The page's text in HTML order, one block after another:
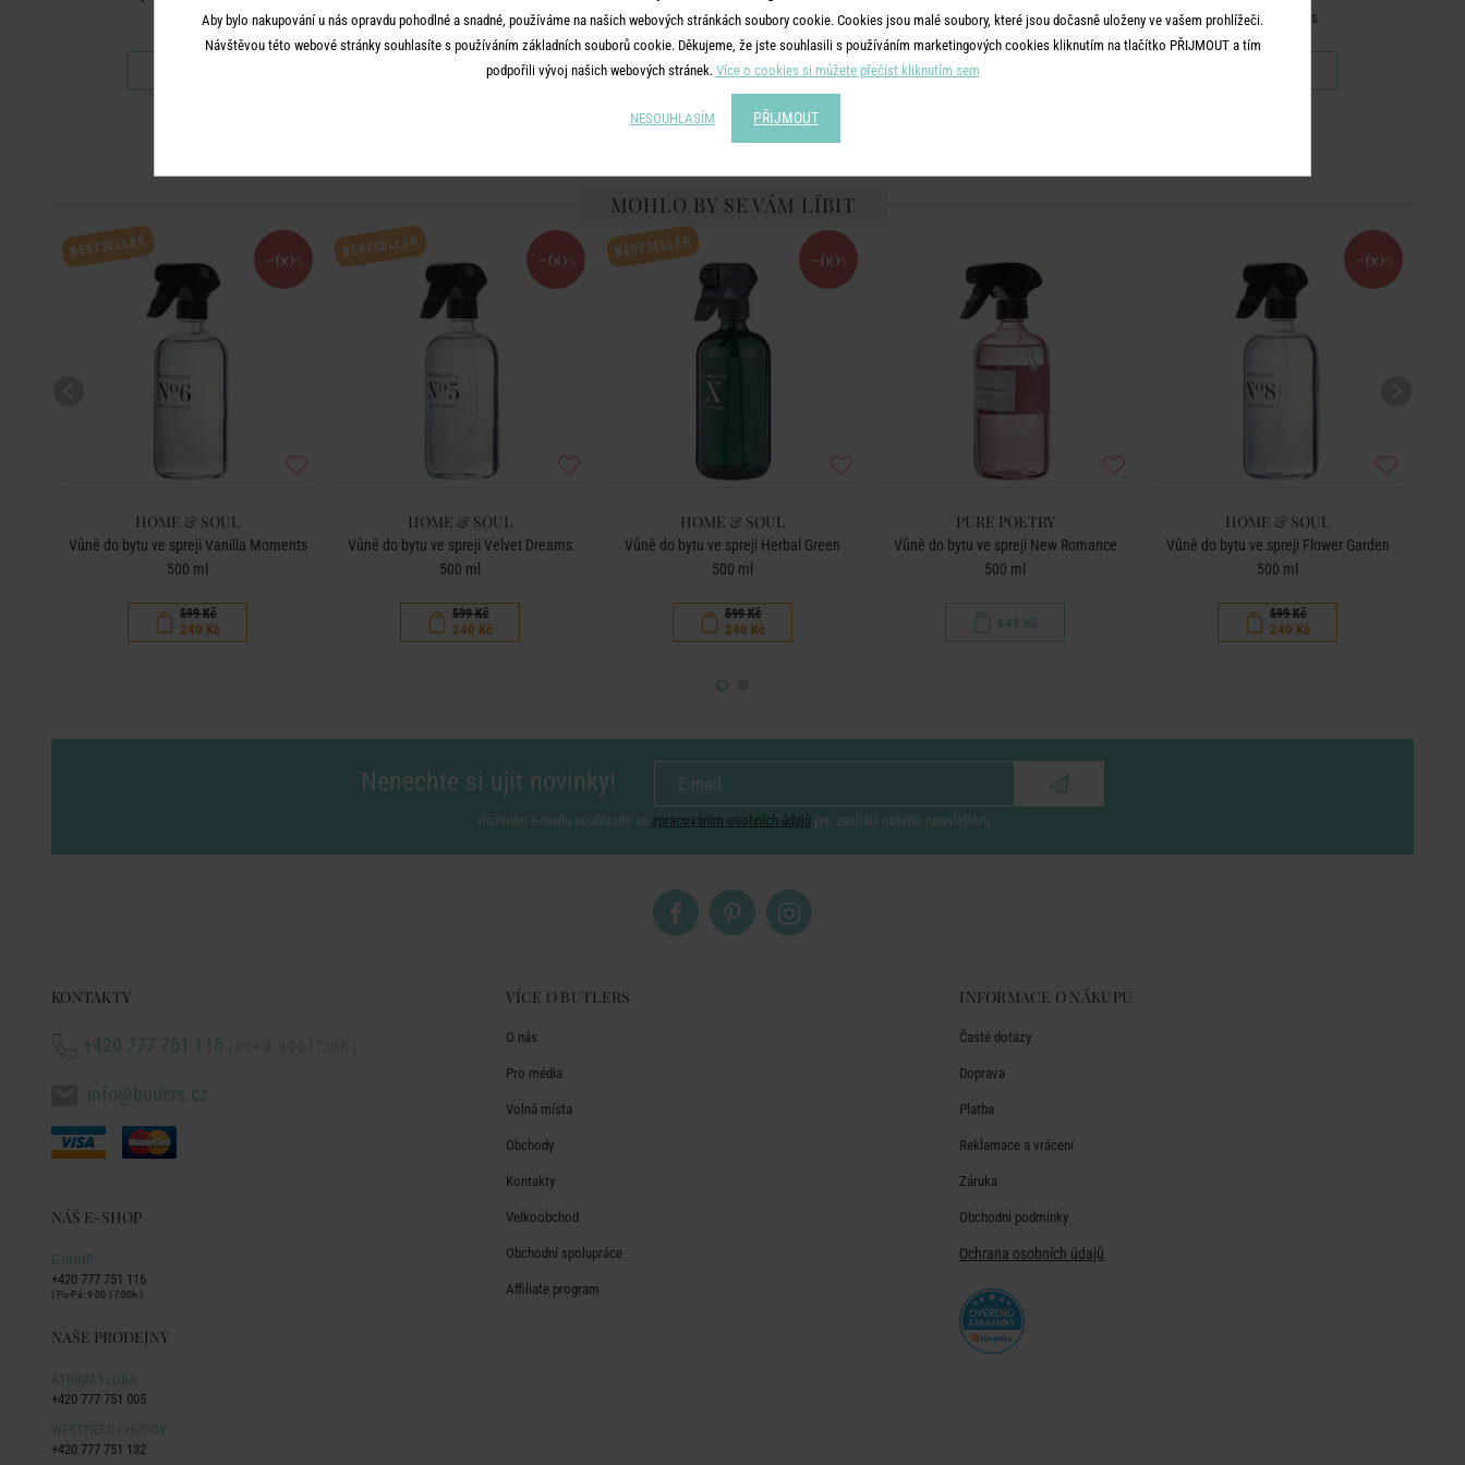
500 ml
240 Kč
500 ml
599 Kč
240 Kč
Flower Garden
Lemon Grass
MOHLO BY SE VÁM LÍBIT
BESTSELLER -60 %
HOME & SOUL
Vůně do bytu ve spreji Vanilla Moments
500 ml
599 Kč
240 Kč
BESTSELLER -60 %
HOME & SOUL
Vůně do bytu ve spreji Velvet Dreams
500 ml
599 Kč
240 Kč
BESTSELLER -60 %
HOME & SOUL
Vůně do bytu ve spreji Herbal Green
500 ml
599 Kč
240 Kč
PURE POETRY
Vůně do bytu ve spreji New Romance
500 ml
649 Kč
-60 %
HOME & SOUL
Vůně do bytu ve spreji Flower Garden
500 ml
599 Kč
240 Kč
Nenechte si ujít novinky!
vložením e-mailu souhlasíte se zpracováním osobních údajů pro zasílání našeho newsletteru
KONTAKTY
+420 777 751 116
info@butlers.cz
NÁŠ E-SHOP
E-SHOP
+420 777 751 116
( Po-Pá: 9:00-17:00h )
NAŠE PRODEJNY
ATRIUM FLORA
+420 777 751 005
WESTFIELD CHODOV
+420 777 751 132
VÍCE O BUTLERS
O nás
Pro média
Volná místa
Obchody
Kontakty
Velkoobchod
Obchodní spolupráce
Affiliate program
INFORMACE O NÁKUPU
Časté dotazy
Doprava
Platba
Reklamace a vrácení
Záruka
Obchodní podmínky
Ochrana osobních údajů
Aby bylo nakupování u nás opravdu pohodlné a snadné, používáme na našich webových stránkách soubory cookie. Cookies jsou malé soubory, které jsou dočasně uloženy ve vašem prohlížeči.
Návštěvou této webové stránky souhlasíte s používáním základních souborů cookie. Děkujeme, že jste souhlasili s používáním marketingových cookies kliknutím na tlačítko PŘIJMOUT a tím
podpořili vývoj našich webových stránek. Více o cookies si můžete přečíst kliknutím sem
NESOUHLASÍM PŘIJMOUT